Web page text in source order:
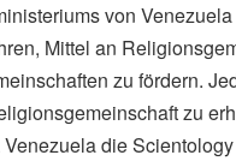
von
Mittel an
zu fördern.
zu
die